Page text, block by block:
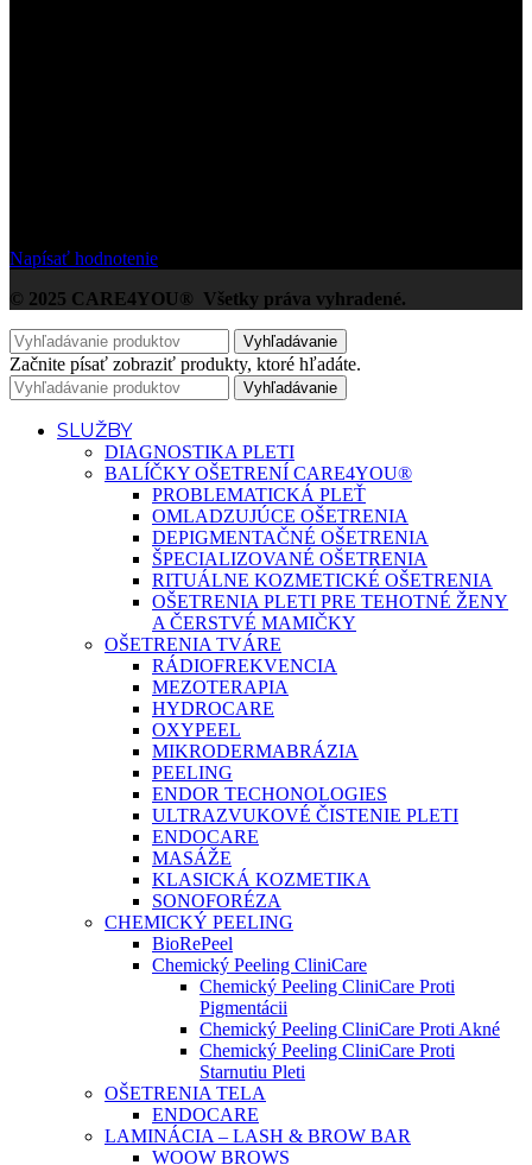
Napísať hodnotenie
© 2025 CARE4YOU® Všetky práva vyhradené.
Vyhľadávanie
Začnite písať zobraziť produkty, ktoré hľadáte.
Vyhľadávanie
SLUŽBY
DIAGNOSTIKA PLETI
BALÍČKY OŠETRENÍ CARE4YOU®
PROBLEMATICKÁ PLEŤ
OMLADZUJÚCE OŠETRENIA
DEPIGMENTAČNÉ OŠETRENIA
ŠPECIALIZOVANÉ OŠETRENIA
RITUÁLNE KOZMETICKÉ OŠETRENIA
OŠETRENIA PLETI PRE TEHOTNÉ ŽENY
A ČERSTVÉ MAMIČKY
OŠETRENIA TVÁRE
RÁDIOFREKVENCIA
MEZOTERAPIA
HYDROCARE
OXYPEEL
MIKRODERMABRÁZIA
PEELING
ENDOR TECHONOLOGIES
ULTRAZVUKOVÉ ČISTENIE PLETI
ENDOCARE
MASÁŽE
KLASICKÁ KOZMETIKA
SONOFORÉZA
CHEMICKÝ PEELING
BioRePeel
Chemický Peeling CliniCare
Chemický Peeling CliniCare Proti
Pigmentácii
Chemický Peeling CliniCare Proti Akné
Chemický Peeling CliniCare Proti
Starnutiu Pleti
OŠETRENIA TELA
ENDOCARE
LAMINÁCIA – LASH & BROW BAR
WOOW BROWS